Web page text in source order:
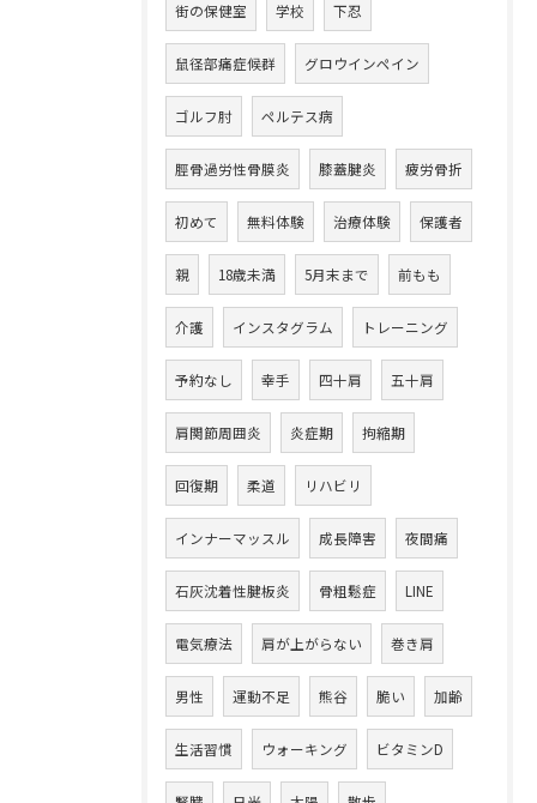
街の保健室 学校 下忍
鼠径部痛症候群 グロウインペイン
ゴルフ肘 ペルテス病
脛骨過労性骨膜炎 膝蓋腱炎 疲労骨折
初めて 無料体験 治療体験 保護者
親 18歳未満 5月末まで 前もも
介護 インスタグラム トレーニング
予約なし 幸手 四十肩 五十肩
肩関節周囲炎 炎症期 拘縮期
回復期 柔道 リハビリ
インナーマッスル 成長障害 夜間痛
石灰沈着性腱板炎 骨粗鬆症 LINE
電気療法 肩が上がらない 巻き肩
男性 運動不足 熊谷 脆い 加齢
生活習慣 ウォーキング ビタミンD